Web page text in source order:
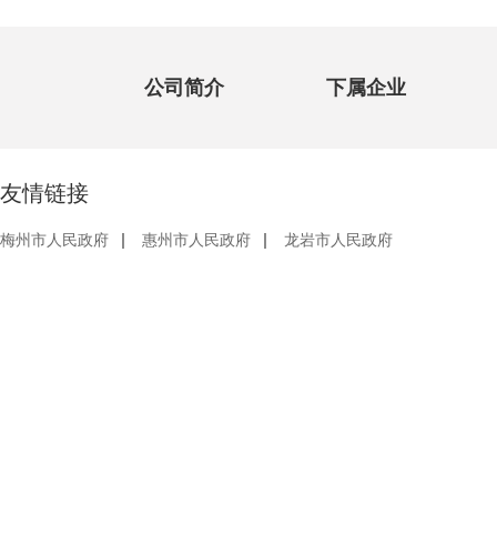
公司简介 下属企业
友情链接
梅州市人民政府 惠州市人民政府 龙岩市人民政府